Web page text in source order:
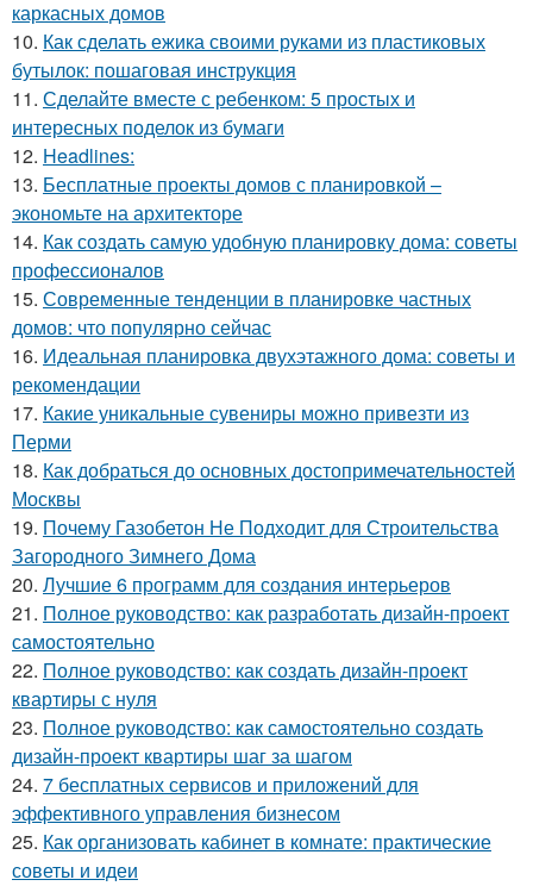
каркасных домов
10. Как сделать ежика своими руками из пластиковых
бутылок: пошаговая инструкция
11. Сделайте вместе с ребенком: 5 простых и
интересных поделок из бумаги
12. Headlines:
13. Бесплатные проекты домов с планировкой –
экономьте на архитекторе
14. Как создать самую удобную планировку дома: советы
профессионалов
15. Современные тенденции в планировке частных
домов: что популярно сейчас
16. Идеальная планировка двухэтажного дома: советы и
рекомендации
17. Какие уникальные сувениры можно привезти из
Перми
18. Как добраться до основных достопримечательностей
Москвы
19. Почему Газобетон Не Подходит для Строительства
Загородного Зимнего Дома
20. Лучшие 6 программ для создания интерьеров
21. Полное руководство: как разработать дизайн-проект
самостоятельно
22. Полное руководство: как создать дизайн-проект
квартиры с нуля
23. Полное руководство: как самостоятельно создать
дизайн-проект квартиры шаг за шагом
24. 7 бесплатных сервисов и приложений для
эффективного управления бизнесом
25. Как организовать кабинет в комнате: практические
советы и идеи